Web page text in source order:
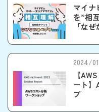
マイナ
を”相
「な
2024/
【
ート】
プ